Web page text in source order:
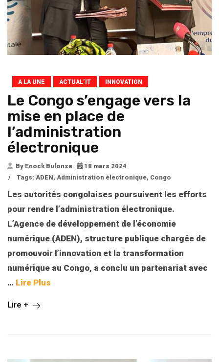
A LA UNE ACTUAL’IT INNOVATION
Le Congo s’engage vers la
mise en place de
l’administration
électronique
By Enock Bulonza
18 mars 2024
/
Tags: ADEN, Administration électronique, Congo
Les autorités congolaises poursuivent les efforts
pour rendre l’administration électronique.
L’Agence de développement de l’économie
numérique (ADEN), structure publique chargée de
promouvoir l’innovation et la transformation
numérique au Congo, a conclu un partenariat avec
… Lire Plus
Lire +